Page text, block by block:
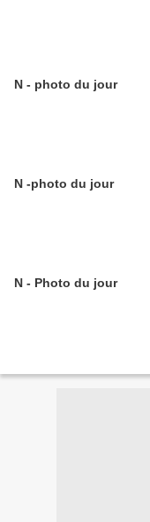
N - photo du jour
N -photo du jour
N - Photo du jour